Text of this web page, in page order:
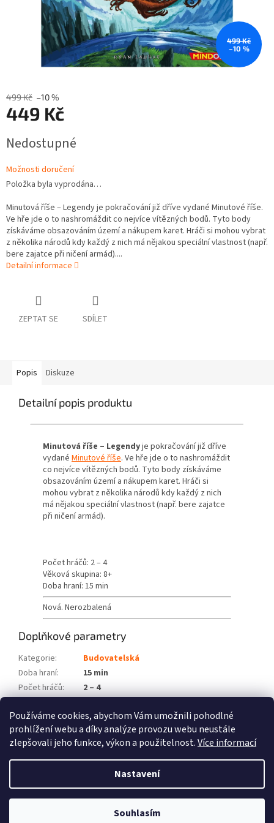
Používáme cookies, abychom Vám umožnili pohodlné
prohlížení webu a díky analýze provozu webu neustále
zlepšovali jeho funkce, výkon a použitelnost.Více informací
Nastavení
Souhlasím
499 Kč
–10 %
499 Kč –10 %
449 Kč
cena:
Nedostupné
Možnosti doručení
Položka byla vyprodána…
Minutová říše – Legendy je pokračování již dříve vydané Minutové říše.
Ve hře jde o to nashromáždit co nejvíce vítězných bodů. Tyto body
získáváme obsazováním území a nákupem karet. Hráči si mohou vybrat
z několika národů kdy každý z nich má nějakou speciální vlastnost (např.
bere zajatce při ničení armád)....
Detailní informace
ZEPTAT SE SDÍLET
Popis Diskuze
Detailní popis produktu
Minutová říše – Legendyje pokračování již dříve
vydané Minutové říše. Ve hře jde o to nashromáždit
co nejvíce vítězných bodů. Tyto body získáváme
obsazováním území a nákupem karet. Hráči si
mohou vybrat z několika národů kdy každý z nich
má nějakou speciální vlastnost (např. bere zajatce
při ničení armád).
Počet hráčů: 2 – 4
Věková skupina: 8+
Doba hraní: 15 min
Nová. Nerozbalená
Doplňkové parametry
Kategorie:
Budovatelská
Doba hraní:
15 min
Počet hráčů:
2 – 4
Položka byla vyprodána…
Vytvořil Shoptet
Fénix hry. Všechna práva vyhrazena.